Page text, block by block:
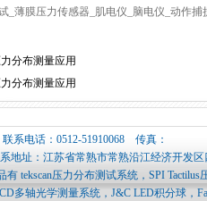
_薄膜压力传感器_肌电仪_脑电仪_动作捕
分布测量应用
分布测量应用
联系电话：0512-51910068 传真：
地址：江苏省常熟市常熟沿江经济开发
tekscan压力分布测试系统，SPI Tactilus
多轴光学测量系统，J&C LED积分球，